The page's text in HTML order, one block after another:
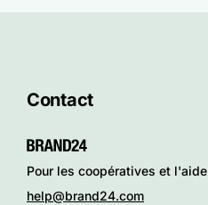
Contact
Pour les coopératives et l'aide
help@brand24.com